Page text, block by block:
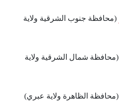
(محافظة جنوب الشرقية ولاية
(محافظة شمال الشرقية ولاية
(محافظة الظاهرة ولاية عبري)